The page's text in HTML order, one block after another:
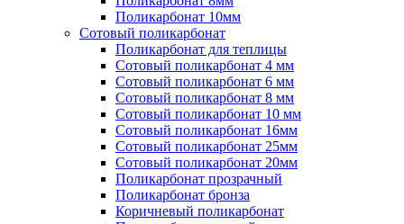
Поликарбонат 10мм
Сотовый поликарбонат
Поликарбонат для теплицы
Сотовый поликарбонат 4 мм
Сотовый поликарбонат 6 мм
Сотовый поликарбонат 8 мм
Сотовый поликарбонат 10 мм
Сотовый поликарбонат 16мм
Сотовый поликарбонат 25мм
Сотовый поликарбонат 20мм
Поликарбонат прозрачный
Поликарбонат бронза
Коричневый поликарбонат